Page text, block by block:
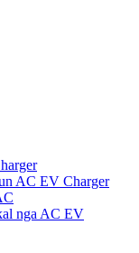
AC EV Charger
nga AC EV